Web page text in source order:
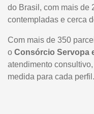
do Brasil, com mais de
contempladas e cerca
Com mais de 350
o Consórcio Servopa
atendimento
medida para cada perfil.